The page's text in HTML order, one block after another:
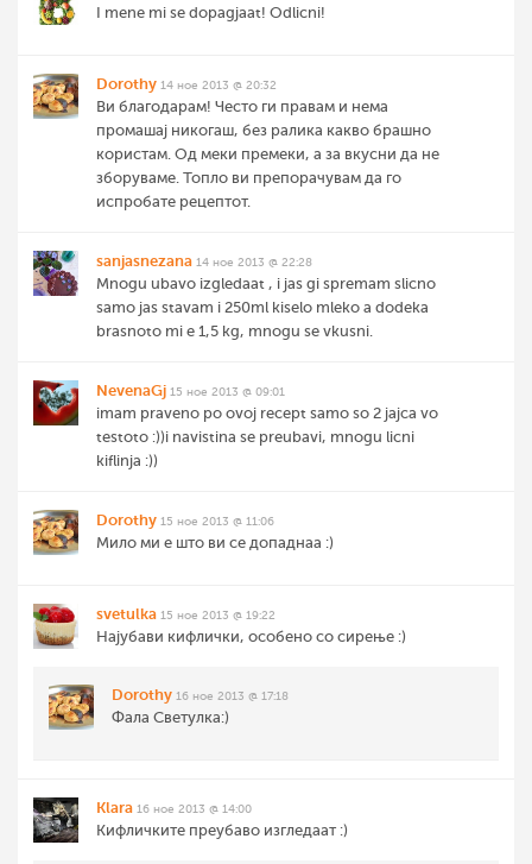
I mene mi se dopagjaat! Odlicni!
Dorothy 14 ное 2013 @ 20:32
Ви благодарам! Често ги правам и нема
промашај никогаш, без ралика какво брашно
користам. Од меки премеки, а за вкусни да не
зборуваме. Топло ви препорачувам да го
испробате рецептот.
sanjasnezana 14 ное 2013 @ 22:28
Mnogu ubavo izgledaat , i jas gi spremam slicno
samo jas stavam i 250ml kiselo mleko a dodeka
brasnoto mi e 1,5 kg, mnogu se vkusni.
NevenaGj 15 ное 2013 @ 09:01
imam praveno po ovoj recept samo so 2 jajca vo
testoto :))i navistina se preubavi, mnogu licni
kiflinja :))
Dorothy 15 ное 2013 @ 11:06
Мило ми е што ви се допаднаа :)
svetulka 15 ное 2013 @ 19:22
Најубави кифлички, особено со сирење :)
Dorothy 16 ное 2013 @ 17:18
Фала Светулка:)
Klara 16 ное 2013 @ 14:00
Кифличките преубаво изгледаат :)